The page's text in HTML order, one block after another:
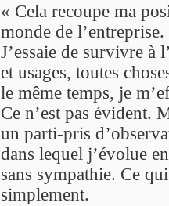
« Cela recoupe ma
monde de
J’essaie de survivre à
et usages, toutes
le même temps, je
Ce n’est pas évident.
un parti-pris
dans lequel j’évolue
sans sympathie. Ce
simplement.